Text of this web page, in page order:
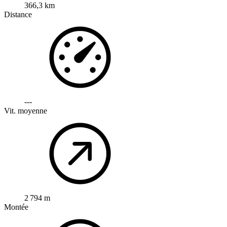
366,3 km
Distance
---
Vit. moyenne
2 794 m
Montée